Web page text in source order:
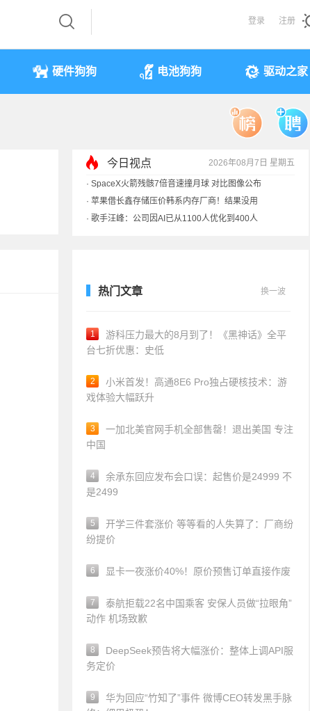
登录 注册
硬件狗狗 电池狗狗 驱动之家
今日视点 2026年08月7日 星期五
· SpaceX火箭残骸7倍音速撞月球 对比图像公布
· 苹果借长鑫存储压价韩系内存厂商！结果没用
· 歌手汪峰：公司因AI已从1100人优化到400人
热门文章 换一波
1
游科压力最大的8月到了！《黑神话》全平
台七折优惠：史低
2
小米首发！高通8E6 Pro独占硬核技术：游
戏体验大幅跃升
3
一加北美官网手机全部售罄！退出美国 专注
中国
4
余承东回应发布会口误：起售价是24999 不
是2499
5
开学三件套涨价 等等看的人失算了：厂商纷
纷提价
6 显卡一夜涨价40%！原价预售订单直接作废
7
泰航拒载22名中国乘客 安保人员做“拉眼角”
动作 机场致歉
8
DeepSeek预告将大幅涨价：整体上调API服
务定价
9
华为回应“竹知了”事件 微博CEO转发黑手脉